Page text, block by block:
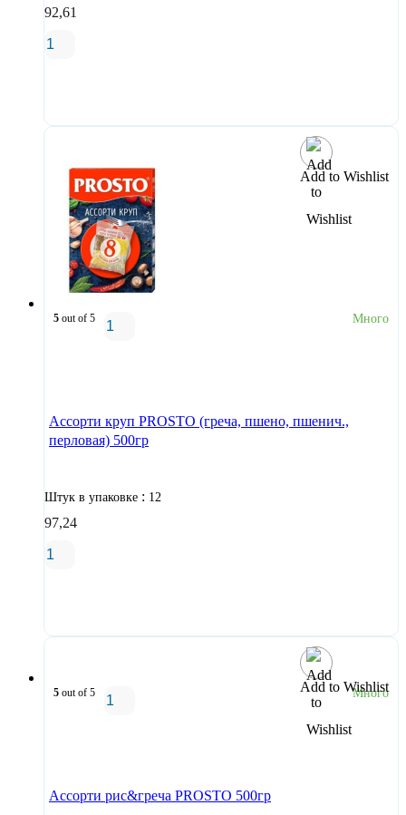
92,61
Add to Wishlist
5 out of 5 Много
Ассорти круп PROSTO (греча, пшено, пшенич.,
перловая) 500гр
Штук в упаковке : 12
97,24
Add to Wishlist
5 out of 5 Много
Ассорти рис&греча PROSTO 500гр